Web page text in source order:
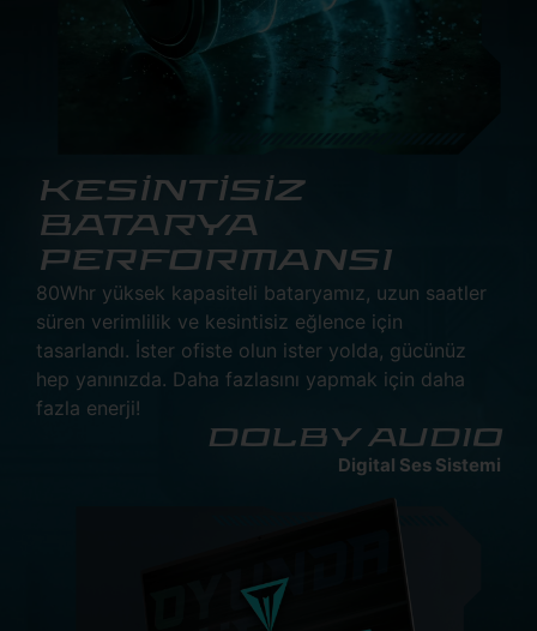
KESİNTİSİZ
BATARYA
PERFORMANSI
80Whr yüksek kapasiteli bataryamız, uzun saatler
süren verimlilik ve kesintisiz eğlence için
tasarlandı. İster ofiste olun ister yolda, gücünüz
hep yanınızda. Daha fazlasını yapmak için daha
fazla enerji!
DOLBY AUDIO
Digital Ses Sistemi